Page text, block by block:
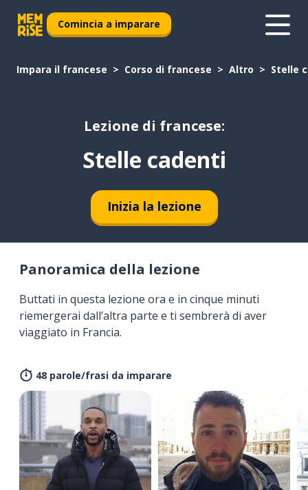
Comincia a imparare
Impara il francese Corso di francese Altro Stelle
Lezione di francese:
Stelle cadenti
Inizia la lezione
Panoramica della lezione
Buttati in questa lezione ora e in cinque minuti
riemergerai dall’altra parte e ti sembrerà di aver
viaggiato in Francia.
48 parole/frasi da imparare